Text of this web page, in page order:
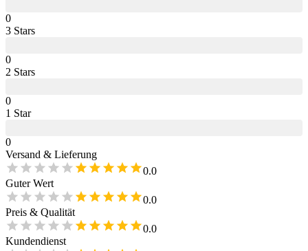
0
3 Stars
0
2 Stars
0
1 Star
0
Versand & Lieferung
0.0
Guter Wert
0.0
Preis & Qualität
0.0
Kundendienst